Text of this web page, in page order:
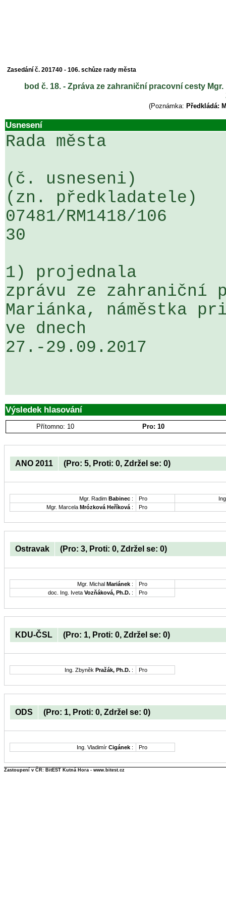
Zasedání č. 201740 - 106. schůze rady města
bod č. 18. - Zpráva ze zahraniční pracovní cesty
(Poznámka: Předkládá:
Usnesení
Rada města
(č. usneseni)
(zn. předkladatele)
07481/RM1418/
30
1) projednala
zprávu ze zahraniční
Mariánka, náměstka
ve dnech
27.-29.09.2017
Výsledek hlasování
Přítomno: 10 Pro: 10
ANO 2011 (Pro: 5, Proti: 0, Zdržel se: 0)
Mgr. Radim Babinec : Pro
Mgr. Marcela Mrózková Heříková : Pro
Ostravak (Pro: 3, Proti: 0, Zdržel se: 0)
Mgr. Michal Mariánek :
Pro
doc. Ing. Iveta Vozňáková, Ph.D. : Pro
KDU-ČSL (Pro: 1, Proti: 0, Zdržel se: 0)
Ing. Zbyněk Pražák, Ph.D. : Pro
ODS (Pro: 1, Proti: 0, Zdržel se: 0)
Ing. Vladimír Cigánek : Pro
Zastoupení v ČR: BitEST Kutná Hora - www.bitest.cz